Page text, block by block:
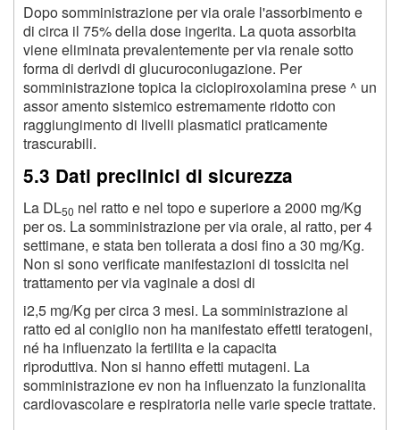
Dopo somministrazione per via orale l'assorbimento e
di circa il 75% della dose ingerita. La quota assorbita
viene eliminata prevalentemente per via renale sotto
forma di derivdi di glucuroconiugazione. Per
somministrazione topica la ciclopiroxolamina prese ^ un
assor amento sistemico estremamente ridotto con
raggiungimento di livelli plasmatici praticamente
trascurabili.
5.3 Dati preclinici di sicurezza
La DL50 nel ratto e nel topo e superiore a 2000 mg/Kg
per os. La somministrazione per via orale, al ratto, per 4
settimane, e stata ben tollerata a dosi fino a 30 mg/Kg.
Non si sono verificate manifestazioni di tossicita nel
trattamento per via vaginale a dosi di
i2,5 mg/Kg per circa 3 mesi. La somministrazione al
ratto ed al coniglio non ha manifestato effetti teratogeni,
né ha influenzato la fertilita e la capacita
riproduttiva. Non si hanno effetti mutageni. La
somministrazione ev non ha influenzato la funzionalita
cardiovascolare e respiratoria nelle varie specie trattate.